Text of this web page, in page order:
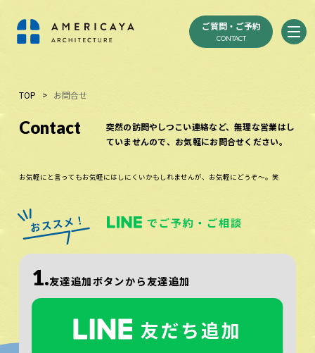
ご質問・ご予約
CONTACT
TOP > お問合せ
Contact
突然の訪問やしつこい連絡など、無理な営業はし
ていませんので、お気軽にお問合せください。
お気軽にと言ってもお気軽にはしにくいかもしれませんが、お気軽にどうぞ～。笑
1.友達追加ボタンから友達追加